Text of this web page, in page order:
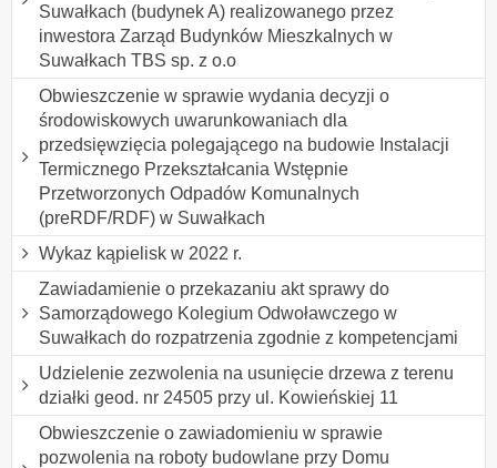
Suwałkach (budynek A) realizowanego przez
inwestora Zarząd Budynków Mieszkalnych w
Suwałkach TBS sp. z o.o
Obwieszczenie w sprawie wydania decyzji o
środowiskowych uwarunkowaniach dla
przedsięwzięcia polegającego na budowie Instalacji
Termicznego Przekształcania Wstępnie
Przetworzonych Odpadów Komunalnych
(preRDF/RDF) w Suwałkach
Wykaz kąpielisk w 2022 r.
Zawiadamienie o przekazaniu akt sprawy do
Samorządowego Kolegium Odwoławczego w
Suwałkach do rozpatrzenia zgodnie z kompetencjami
Udzielenie zezwolenia na usunięcie drzewa z terenu
działki geod. nr 24505 przy ul. Kowieńskiej 11
Obwieszczenie o zawiadomieniu w sprawie
pozwolenia na roboty budowlane przy Domu